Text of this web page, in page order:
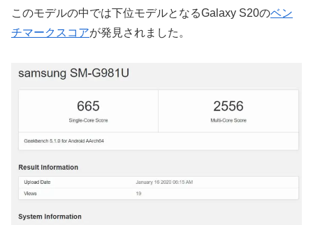
このモデルの中では下位モデルとなるGalaxy S20のベン
チマークスコアが発見されました。